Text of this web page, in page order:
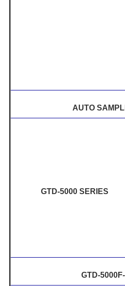
AUTO
GTD-5000 SERIES
GTD-